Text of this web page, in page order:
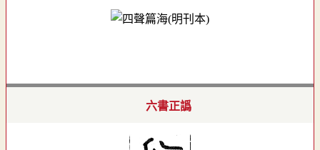
六書正譌